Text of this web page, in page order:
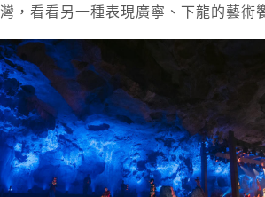
灣，看看另一種表現廣寧、下龍的藝術